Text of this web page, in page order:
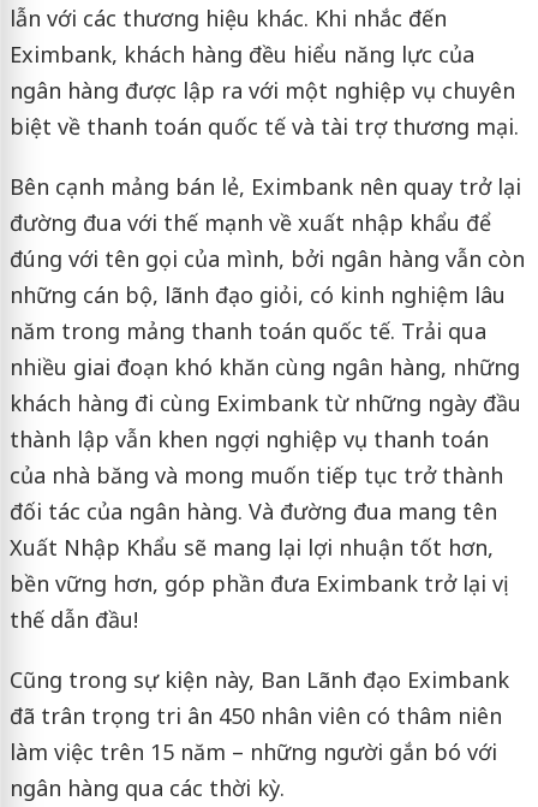
lẫn với các thương hiệu khác. Khi nhắc đến
Eximbank, khách hàng đều hiểu năng lực của
ngân hàng được lập ra với một nghiệp vụ chuyên
biệt về thanh toán quốc tế và tài trợ thương mại.
Bên cạnh mảng bán lẻ, Eximbank nên quay trở lại
đường đua với thế mạnh về xuất nhập khẩu để
đúng với tên gọi của mình, bởi ngân hàng vẫn còn
những cán bộ, lãnh đạo giỏi, có kinh nghiệm lâu
năm trong mảng thanh toán quốc tế. Trải qua
nhiều giai đoạn khó khăn cùng ngân hàng, những
khách hàng đi cùng Eximbank từ những ngày đầu
thành lập vẫn khen ngợi nghiệp vụ thanh toán
của nhà băng và mong muốn tiếp tục trở thành
đối tác của ngân hàng. Và đường đua mang tên
Xuất Nhập Khẩu sẽ mang lại lợi nhuận tốt hơn,
bền vững hơn, góp phần đưa Eximbank trở lại vị
thế dẫn đầu!
Cũng trong sự kiện này, Ban Lãnh đạo Eximbank
đã trân trọng tri ân 450 nhân viên có thâm niên
làm việc trên 15 năm – những người gắn bó với
ngân hàng qua các thời kỳ.